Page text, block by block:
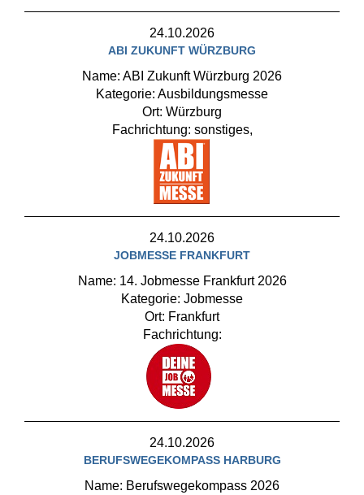
24.10.2026
ABI ZUKUNFT WÜRZBURG
Name: ABI Zukunft Würzburg 2026
Kategorie: Ausbildungsmesse
Ort: Würzburg
Fachrichtung: sonstiges,
24.10.2026
JOBMESSE FRANKFURT
Name: 14. Jobmesse Frankfurt 2026
Kategorie: Jobmesse
Ort: Frankfurt
Fachrichtung:
24.10.2026
BERUFSWEGEKOMPASS HARBURG
Name: Berufswegekompass 2026